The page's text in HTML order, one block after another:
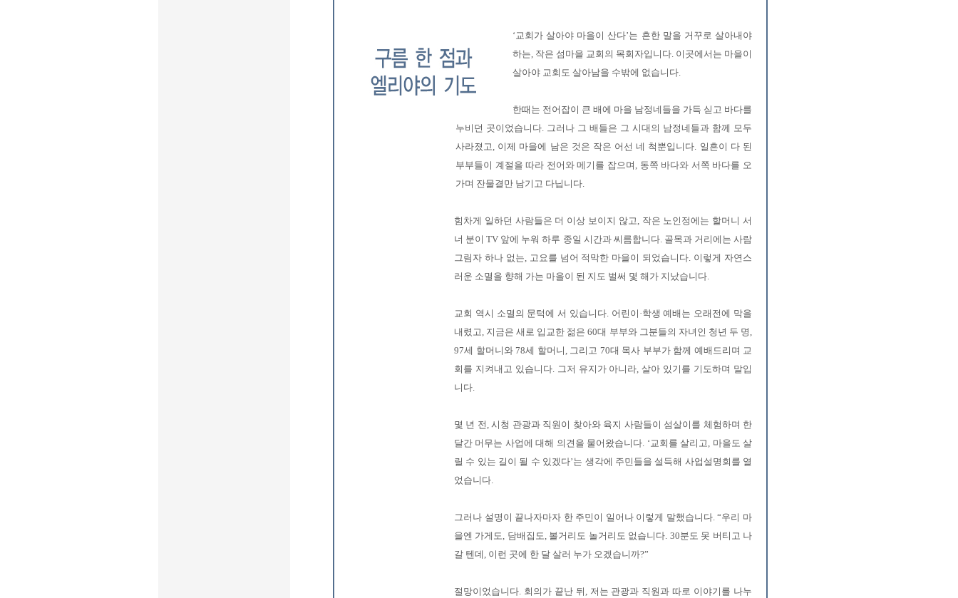
‘교회가 살아야 마을이 산다’는 흔한 말을 거꾸로 살아내야
하는, 작은 섬마을 교회의 목회자입니다. 이곳에서는 마을이
살아야 교회도 살아남을 수밖에 없습니다.
한때는 전어잡이 큰 배에 마을 남정네들을 가득 싣고 바다를
누비던 곳이었습니다. 그러나 그 배들은 그 시대의 남정네들과 함께 모두
사라졌고, 이제 마을에 남은 것은 작은 어선 네 척뿐입니다. 일흔이 다 된
부부들이 계절을 따라 전어와 메기를 잡으며, 동쪽 바다와 서쪽 바다를 오
가며 잔물결만 남기고 다닙니다.
힘차게 일하던 사람들은 더 이상 보이지 않고, 작은 노인정에는 할머니 서
너 분이 TV 앞에 누워 하루 종일 시간과 씨름합니다. 골목과 거리에는 사람
그림자 하나 없는, 고요를 넘어 적막한 마을이 되었습니다. 이렇게 자연스
러운 소멸을 향해 가는 마을이 된 지도 벌써 몇 해가 지났습니다.
교회 역시 소멸의 문턱에 서 있습니다. 어린이·학생 예배는 오래전에 막을
내렸고, 지금은 새로 입교한 젊은 60대 부부와 그분들의 자녀인 청년 두 명,
97세 할머니와 78세 할머니, 그리고 70대 목사 부부가 함께 예배드리며 교
회를 지켜내고 있습니다. 그저 유지가 아니라, 살아 있기를 기도하며 말입
니다.
몇 년 전, 시청 관광과 직원이 찾아와 육지 사람들이 섬살이를 체험하며 한
달간 머무는 사업에 대해 의견을 물어왔습니다. ‘교회를 살리고, 마을도 살
릴 수 있는 길이 될 수 있겠다’는 생각에 주민들을 설득해 사업설명회를 열
었습니다.
그러나 설명이 끝나자마자 한 주민이 일어나 이렇게 말했습니다. “우리 마
을엔 가게도, 담배집도, 볼거리도 놀거리도 없습니다. 30분도 못 버티고 나
갈 텐데, 이런 곳에 한 달 살러 누가 오겠습니까?”
절망이었습니다. 회의가 끝난 뒤, 저는 관광과 직원과 따로 이야기를 나누